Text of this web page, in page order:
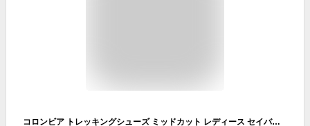
コロンビア トレッキングシューズ ミッドカット レディース セイバー4ミッドアウトドライワイド YK7463 506 Columbia